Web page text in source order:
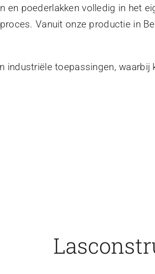
poederlakken volledig in het
Vanuit onze productie in
toepassingen, waarbij